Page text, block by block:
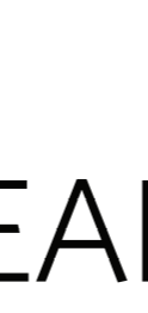
Categorii
Branduri